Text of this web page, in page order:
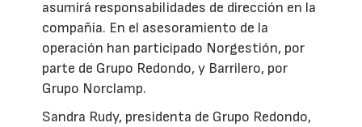
asumirá responsabilidades de dirección en la
compañía. En el asesoramiento de la
operación han participado Norgestión, por
parte de Grupo Redondo, y Barrilero, por
Grupo Norclamp.
Sandra Rudy, presidenta de Grupo Redondo,